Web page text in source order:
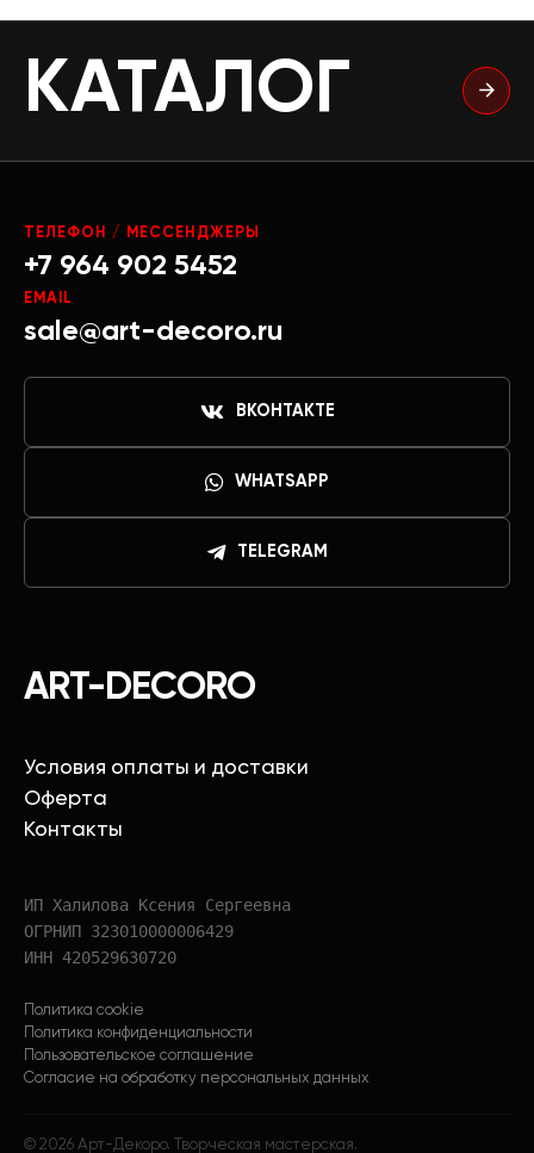
КАТАЛОГ
ART-DECORO
Условия оплаты и доставки
Оферта
Контакты
ИП Халилова Ксения Сергеевна
ОГРНИП 323010000006429
ИНН 420529630720
Политика cookie
Политика конфиденциальности
Пользовательское соглашение
Согласие на обработку персональных данных
© 2026 Арт-Декоро. Творческая мастерская.
ТЕЛЕФОН / МЕССЕНДЖЕРЫ
+7 964 902 5452
EMAIL
sale@art-decoro.ru
ВКОНТАКТЕ
WHATSAPP
TELEGRAM